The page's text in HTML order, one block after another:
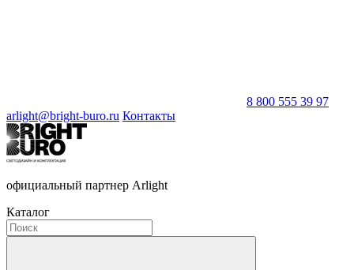
8 800 555 39 97
arlight@bright-buro.ru Контакты
официальный партнер Arlight
Каталог